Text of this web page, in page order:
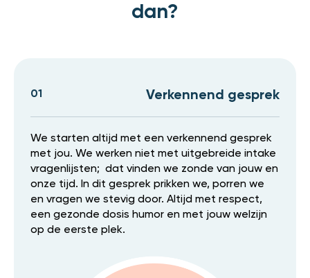
dan?
01 Verkennend gesprek
We starten altijd met een verkennend gesprek
met jou. We werken niet met uitgebreide intake
vragenlijsten; dat vinden we zonde van jouw en
onze tijd. In dit gesprek prikken we, porren we
en vragen we stevig door. Altijd met respect,
een gezonde dosis humor en met jouw welzijn
op de eerste plek.